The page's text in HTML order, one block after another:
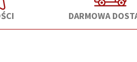
DARMOWA